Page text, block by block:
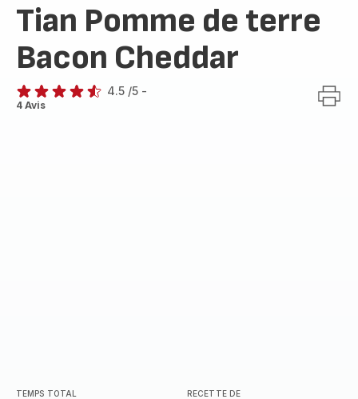
Tian Pomme de terre
Bacon Cheddar
ratings.4.5
4.5 /5 -
4 Avis
TEMPS TOTAL RECETTE DE